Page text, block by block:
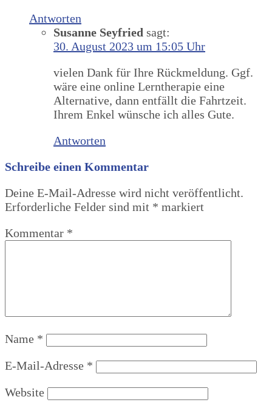
Antworten
Susanne Seyfried sagt:
30. August 2023 um 15:05 Uhr
vielen Dank für Ihre Rückmeldung. Ggf.
wäre eine online Lerntherapie eine
Alternative, dann entfällt die Fahrtzeit.
Ihrem Enkel wünsche ich alles Gute.
Antworten
Schreibe einen Kommentar
Deine E-Mail-Adresse wird nicht veröffentlicht.
Erforderliche Felder sind mit * markiert
Kommentar *
Name *
E-Mail-Adresse *
Website